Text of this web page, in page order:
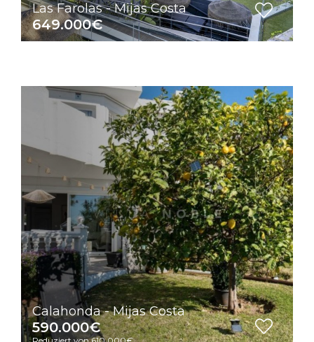
Las Farolas - Mijas Costa
649.000€
Calahonda - Mijas Costa
590.000€